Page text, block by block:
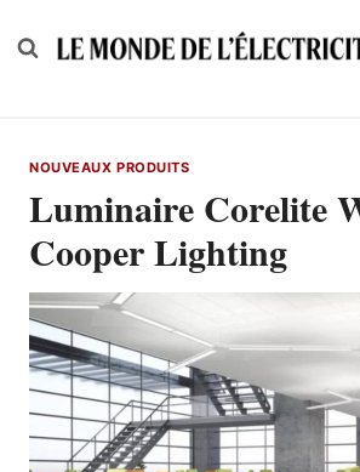
to
NOUVEAUX PRODUITS
Luminaire Corelite
Cooper Lighting